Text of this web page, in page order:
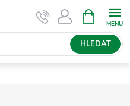
HLEDAT
NÁKUPNÍ
KOŠÍK